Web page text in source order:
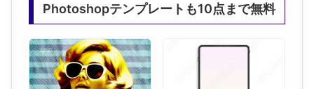
Photoshopテンプレートも10点まで無料